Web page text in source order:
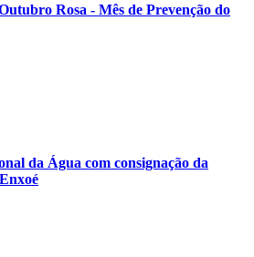
Rosa - Mês de Prevenção do
da Água com consignação da